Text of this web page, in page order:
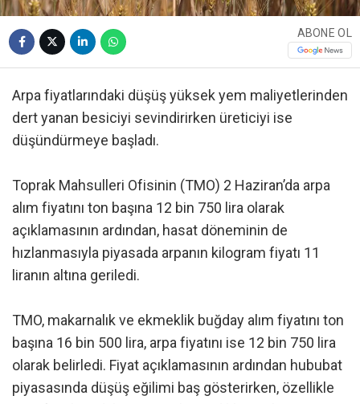
ABONE OL
Arpa fiyatlarındaki düşüş yüksek yem maliyetlerinden
dert yanan besiciyi sevindirirken üreticiyi ise
düşündürmeye başladı.
Toprak Mahsulleri Ofisinin (TMO) 2 Haziran’da arpa
alım fiyatını ton başına 12 bin 750 lira olarak
açıklamasının ardından, hasat döneminin de
hızlanmasıyla piyasada arpanın kilogram fiyatı 11
liranın altına geriledi.
TMO, makarnalık ve ekmeklik buğday alım fiyatını ton
başına 16 bin 500 lira, arpa fiyatını ise 12 bin 750 lira
olarak belirledi. Fiyat açıklamasının ardından hububat
piyasasında düşüş eğilimi baş gösterirken, özellikle